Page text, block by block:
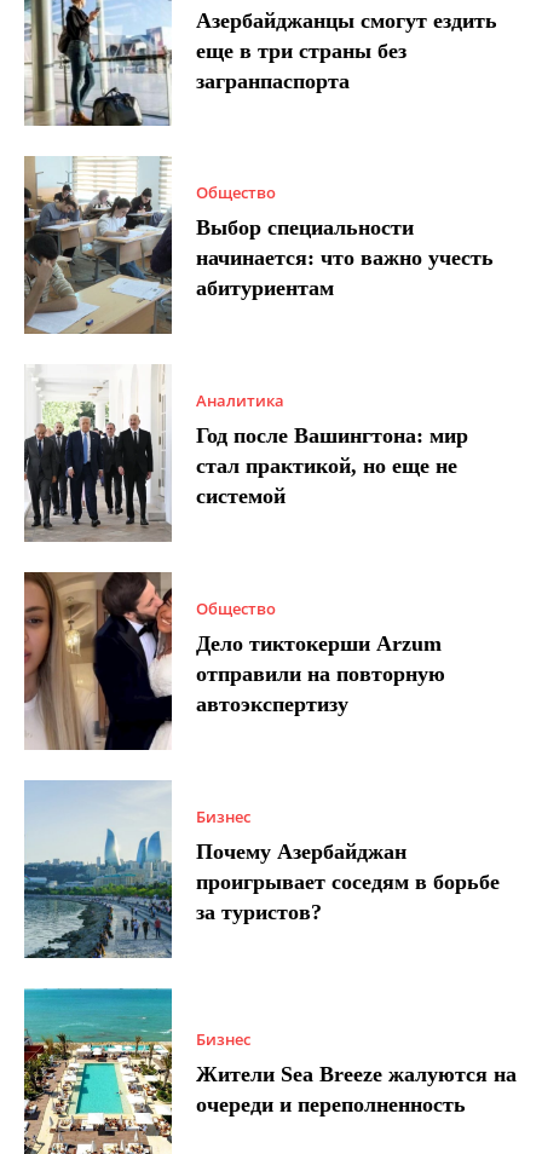
Азербайджанцы смогут ездить
еще в три страны без
загранпаспорта
Общество
Выбор специальности
начинается: что важно учесть
абитуриентам
Аналитика
Год после Вашингтона: мир
стал практикой, но еще не
системой
Общество
Дело тиктокерши Arzum
отправили на повторную
автоэкспертизу
Бизнес
Почему Азербайджан
проигрывает соседям в борьбе
за туристов?
Бизнес
Жители Sea Breeze жалуются на
очереди и переполненность